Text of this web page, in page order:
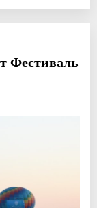
Фестиваль